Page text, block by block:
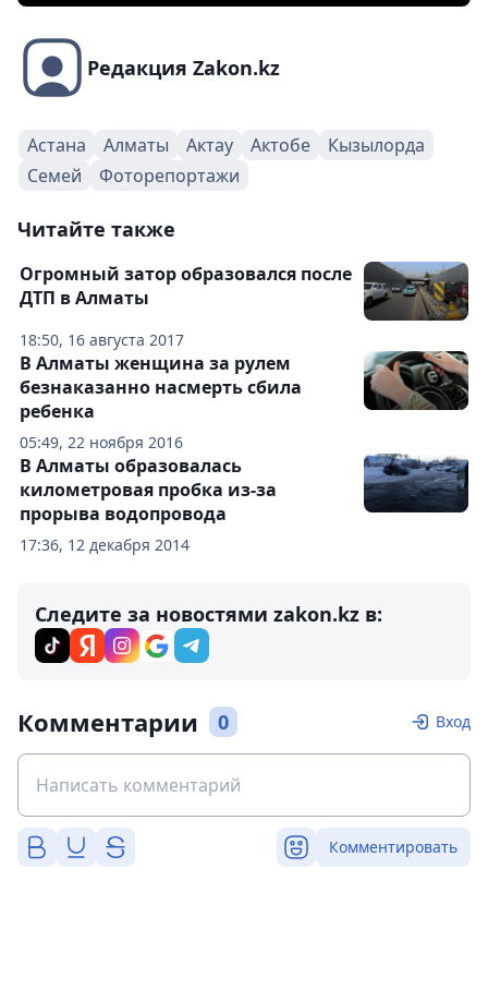
Редакция Zakon.kz
Астана Алматы Актау Актобе
Кызылорда
Семей
Фоторепортажи
Читайте также
18:50, 16 августа 2017
Огромный затор образовался после
ДТП в Алматы
05:49, 22 ноября 2016
В Алматы женщина за рулем
безнаказанно насмерть сбила
ребенка
17:36, 12 декабря 2014
В Алматы образовалась
километровая пробка из-за
прорыва водопровода
Следите за новостями zakon.kz в:
Комментарии 0 Вход
Комментировать